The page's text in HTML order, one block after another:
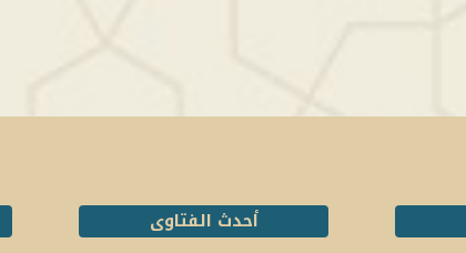
أحدث الفتاوى